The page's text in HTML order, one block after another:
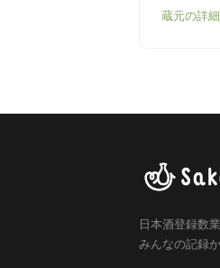
蔵元の詳
日本酒登録数
みんなの記録